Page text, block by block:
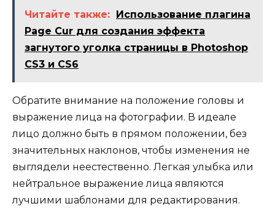
Читайте также: Использование плагина
Page Cur для создания эффекта
загнутого уголка страницы в Photoshop
CS3 и CS6
Обратите внимание на положение головы и
выражение лица на фотографии. В идеале
лицо должно быть в прямом положении, без
значительных наклонов, чтобы изменения не
выглядели неестественно. Легкая улыбка или
нейтральное выражение лица являются
лучшими шаблонами для редактирования.